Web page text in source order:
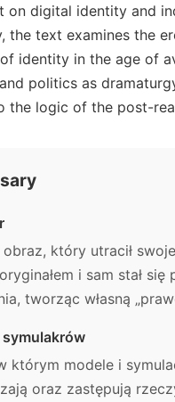
on digital identity and
the text examines the
identity in the age of
politics as
the logic of the post-
który utracił
i sam stał się
tworząc własną
symulakrów
którym modele i
oraz zastępują